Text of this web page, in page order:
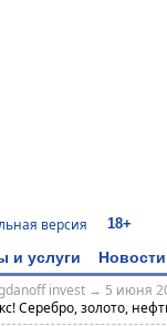
версия 18+
и услуги Новости
invest→ 5 июня
Серебро, золото,